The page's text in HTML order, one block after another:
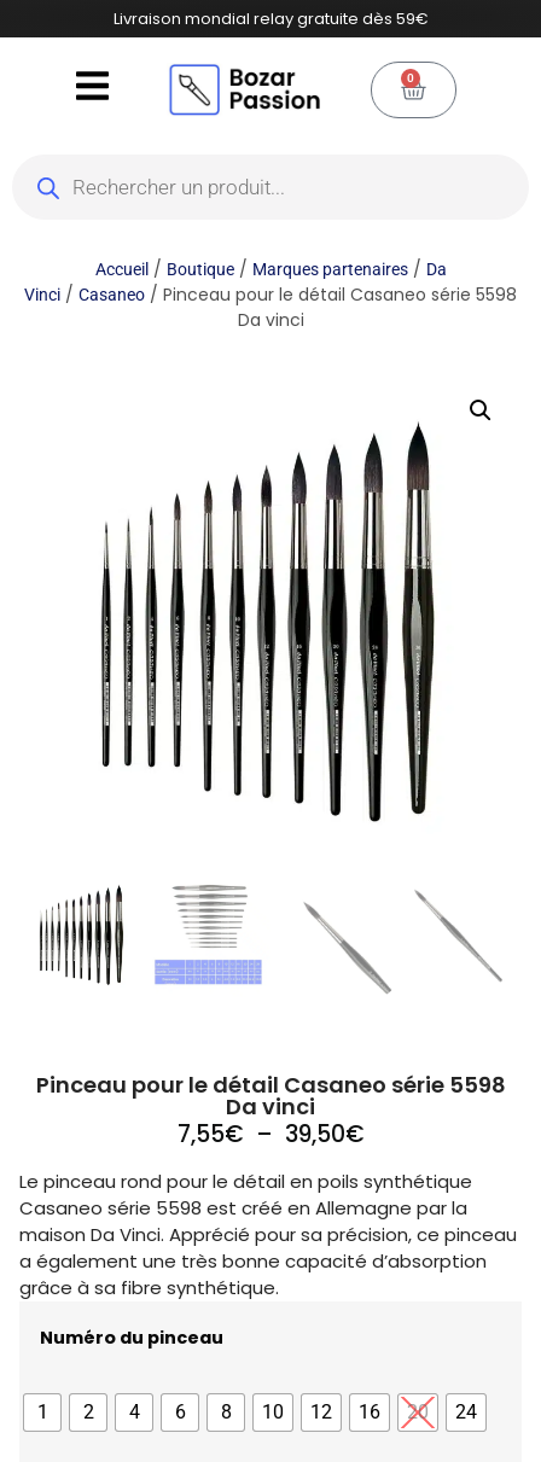
Livraison mondial relay gratuite dès 59€
0
Accueil/ Boutique/ Marques partenaires/ Da
Vinci / Casaneo / Pinceau pour le détail Casaneo série 5598
Da vinci
Pinceau pour le détail Casaneo série 5598
Da vinci
7,55€ – 39,50€
Le pinceau rond pour le détail en poils synthétique
Casaneo série 5598 est créé en Allemagne par la
maison Da Vinci. Apprécié pour sa précision, ce pinceau
a également une très bonne capacité d’absorption
grâce à sa fibre synthétique.
Numéro du pinceau
1 2 4 6 8 10 12 16 20 24